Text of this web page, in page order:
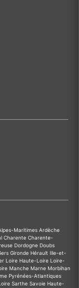
Maritimes Ardèche
Charente Charente-
Dordogne Doubs
Gironde Hérault Ille-et-
Loire Haute-Loire Loire-
Manche Marne Morbihan
Pyrénées-Atlantiques
Sarthe Savoie Haute-